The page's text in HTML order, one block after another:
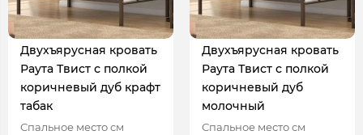
Двухъярусная кровать
Раута Твист с полкой
коричневый дуб крафт
табак
Спальное место см
Двухъярусная кровать
Раута Твист с полкой
коричневый дуб
молочный
Спальное место см